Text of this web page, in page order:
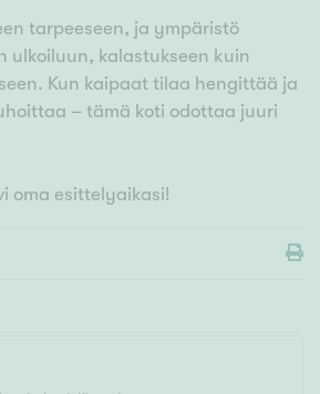
tarpeeseen, ja ympäristö
ulkoiluun, kalastukseen kuin
Kun kaipaat tilaa hengittää ja
– tämä koti odottaa juuri
oma esittelyaikasi!